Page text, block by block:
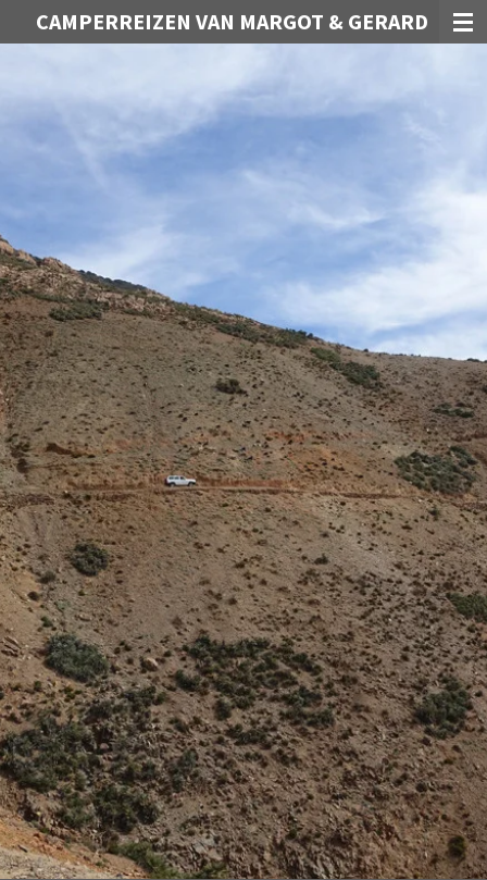
direct
CAMPERREIZEN VAN MARGOT & GERARD